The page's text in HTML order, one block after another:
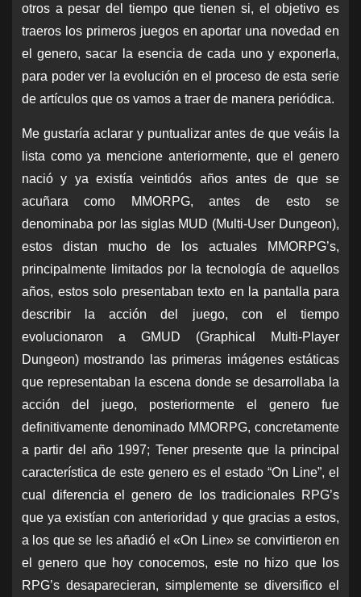
otros a pesar del tiempo que tienen si, el objetivo es
traeros los primeros juegos en aportar una novedad en
el genero, sacar la esencia de cada uno y exponerla,
para poder ver la evolución en el proceso de esta serie
de artículos que os vamos a traer de manera periódica.
Me gustaría aclarar y puntualizar antes de que veáis la
lista como ya mencione anteriormente, que el genero
nació y ya existía veintidós años antes de que se
acuñara como MMORPG, antes de esto se
denominaba por las siglas MUD (Multi-User Dungeon),
estos distan mucho de los actuales MMORPG’s,
principalmente limitados por la tecnología de aquellos
años, estos solo presentaban texto en la pantalla para
describir la acción del juego, con el tiempo
evolucionaron a GMUD (Graphical Multi-Player
Dungeon) mostrando las primeras imágenes estáticas
que representaban la escena donde se desarrollaba la
acción del juego, posteriormente el genero fue
definitivamente denominado MMORPG, concretamente
a partir del año 1997; Tener presente que la principal
característica de este genero es el estado “On Line”, el
cual diferencia el genero de los tradicionales RPG’s
que ya existían con anterioridad y que gracias a estos,
a los que se les añadió el «On Line» se convirtieron en
el genero que hoy conocemos, este no hizo que los
RPG’s desaparecieran, simplemente se diversifico el